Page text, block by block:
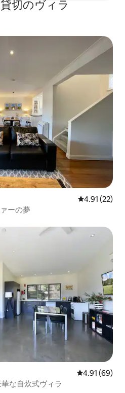
切のヴィラ
レビュー22
4.91 (22)
ーの夢
レビュー69
4.91 (69)
な自炊式ヴィラ